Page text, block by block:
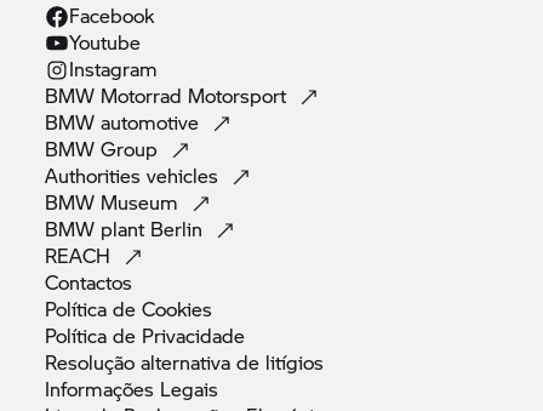
Facebook
Youtube
Instagram
BMW Motorrad Motorsport
BMWautomotive
BMWGroup
Authoritiesvehicles
BMW Museum
BMW plant Berlin
REACH
Contactos
Política deCookies
Política de Privacidade
Resolução alternativa de litígios
Informações Legais